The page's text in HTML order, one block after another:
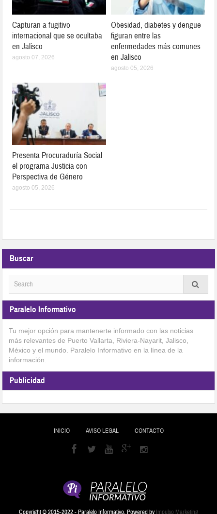
Capturan a fugitivo
internacional que se ocultaba
en Jalisco
agosto 07, 2026
Obesidad, diabetes y dengue
figuran entre las
enfermedades más comunes
en Jalisco
agosto 05, 2026
Presenta Procuraduría Social
el programa Justicia con
Perspectiva de Género
agosto 05, 2026
Buscar
Paralelo Informativo
Tu mejor opción para mantenerte informado con las noticias
más relevantes de Puerto Vallarta, Riviera-Nayarit, Jalisco,
México y el mundo. Paralelo Informativo en la línea de la
información.
Publicidad
INICIO AVISO LEGAL CONTACTO
Copyright © 2015-2022 - Paralelo Informativo. Powered by Impulso Marketing